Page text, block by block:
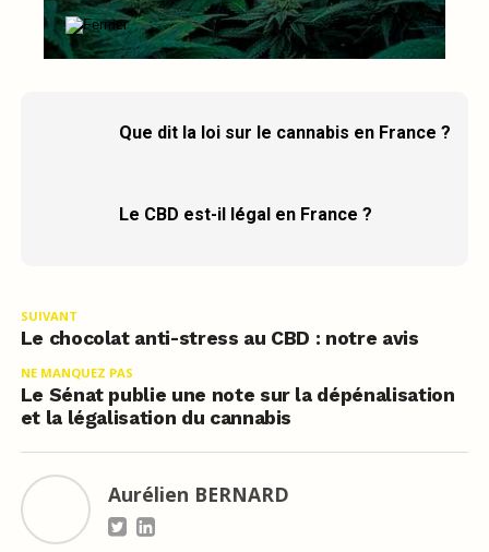
Que dit la loi sur le cannabis en France ?
Le CBD est-il légal en France ?
SUIVANT
Le chocolat anti-stress au CBD : notre avis
NE MANQUEZ PAS
Le Sénat publie une note sur la dépénalisation
et la légalisation du cannabis
Aurélien BERNARD